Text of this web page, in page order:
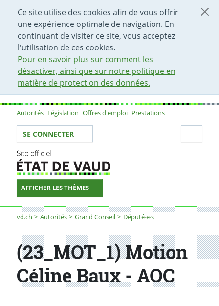
Ce site utilise des cookies afin de vous offrir
une expérience optimale de navigation. En
continuant de visiter ce site, vous acceptez
l'utilisation de ces cookies.
Pour en savoir plus sur comment les
désactiver, ainsi que sur notre politique en
matière de protection des données.
DÉBUT DU CONTENU DE LA PAGE
ACCÈS AU CHAMP DE RECHERCHE
PAGE D'ACCUEIL
FORMULAIRE DE CONTACT
Sous-navigation
Autorités Législation Offres d'emploi Prestations
Votre identité
SE CONNECTER
AFFICHER LES THÈMES
Fil d'Ariane
vd.ch Autorités Grand Conseil Député·e·s
(23_MOT_1) Motion
Céline Baux - AOC